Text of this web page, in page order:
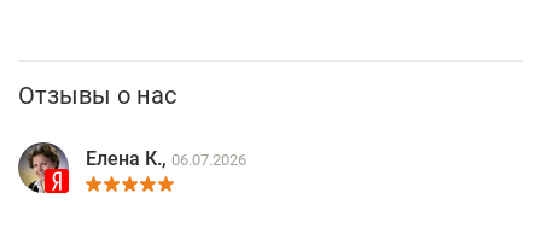
Отзывы о нас
Елена К., 06.07.2026